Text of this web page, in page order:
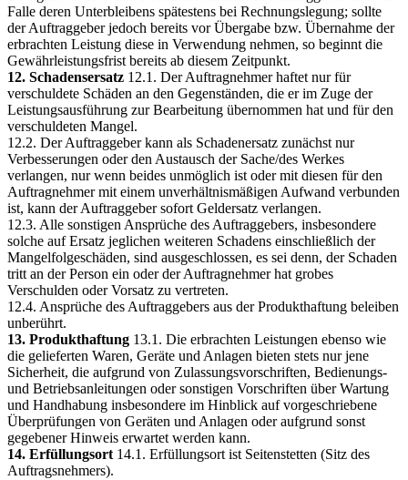
Falle deren Unterbleibens spätestens bei Rechnungslegung; sollte
der Auftraggeber jedoch bereits vor Übergabe bzw. Übernahme der
erbrachten Leistung diese in Verwendung nehmen, so beginnt die
Gewährleistungsfrist bereits ab diesem Zeitpunkt.
12. Schadensersatz 12.1. Der Auftragnehmer haftet nur für
verschuldete Schäden an den Gegenständen, die er im Zuge der
Leistungsausführung zur Bearbeitung übernommen hat und für den
verschuldeten Mangel.
12.2. Der Auftraggeber kann als Schadenersatz zunächst nur
Verbesserungen oder den Austausch der Sache/des Werkes
verlangen, nur wenn beides unmöglich ist oder mit diesen für den
Auftragnehmer mit einem unverhältnismäßigen Aufwand verbunden
ist, kann der Auftraggeber sofort Geldersatz verlangen.
12.3. Alle sonstigen Ansprüche des Auftraggebers, insbesondere
solche auf Ersatz jeglichen weiteren Schadens einschließlich der
Mangelfolgeschäden, sind ausgeschlossen, es sei denn, der Schaden
tritt an der Person ein oder der Auftragnehmer hat grobes
Verschulden oder Vorsatz zu vertreten.
12.4. Ansprüche des Auftraggebers aus der Produkthaftung beleiben
unberührt.
13. Produkthaftung 13.1. Die erbrachten Leistungen ebenso wie
die gelieferten Waren, Geräte und Anlagen bieten stets nur jene
Sicherheit, die aufgrund von Zulassungsvorschriften, Bedienungs-
und Betriebsanleitungen oder sonstigen Vorschriften über Wartung
und Handhabung insbesondere im Hinblick auf vorgeschriebene
Überprüfungen von Geräten und Anlagen oder aufgrund sonst
gegebener Hinweis erwartet werden kann.
14. Erfüllungsort 14.1. Erfüllungsort ist Seitenstetten (Sitz des
Auftragsnehmers).